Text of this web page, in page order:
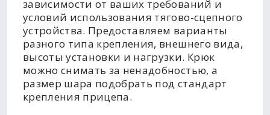
зависимости от ваших требований и
условий использования тягово-сцепного
устройства. Предоставляем варианты
разного типа крепления, внешнего вида,
высоты установки и нагрузки. Крюк
можно снимать за ненадобностью, а
размер шара подобрать под стандарт
крепления прицепа.